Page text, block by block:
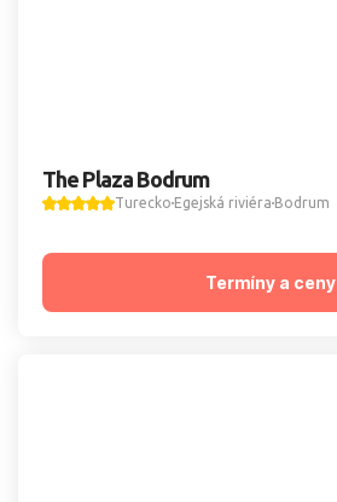
The Plaza Bodrum
Turecko Egejská riviéra Bodrum
Termíny a ceny